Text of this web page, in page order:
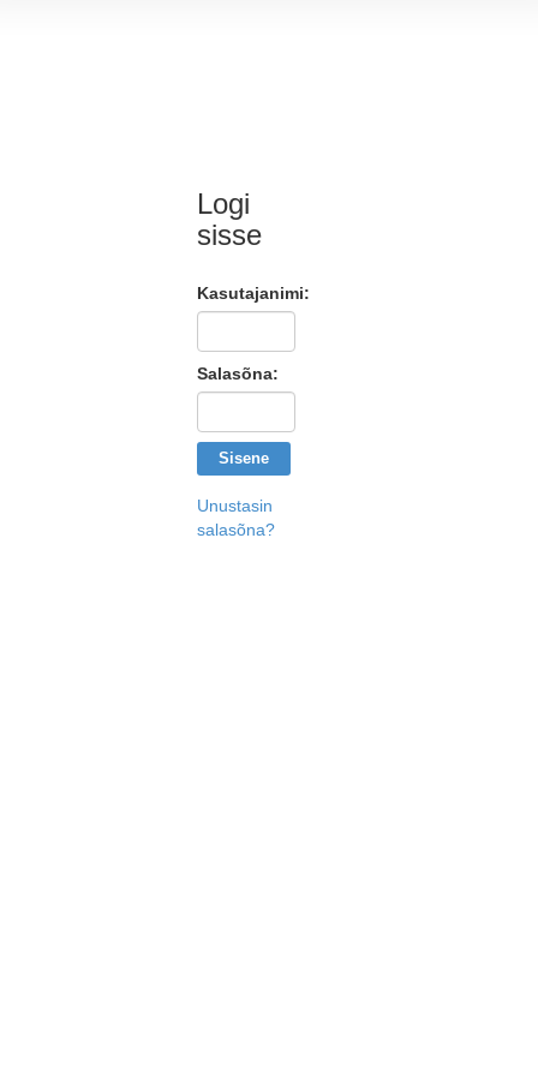
Logi
sisse
Kasutajanimi:
Salasõna:
Sisene
Unustasin
salasõna?